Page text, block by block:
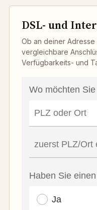
DSL- und
Ob an deiner
vergleichbare
Verfügbarkeits- und